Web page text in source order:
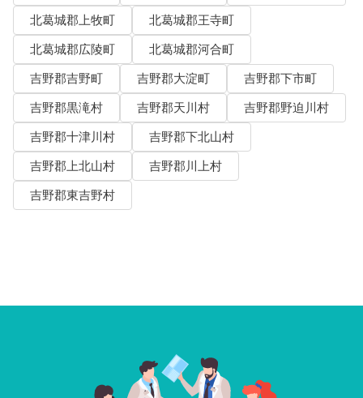
北葛城郡上牧町
北葛城郡王寺町
北葛城郡広陵町
北葛城郡河合町
吉野郡吉野町
吉野郡大淀町
吉野郡下市町
吉野郡黒滝村
吉野郡天川村
吉野郡野迫川村
吉野郡十津川村
吉野郡下北山村
吉野郡上北山村
吉野郡川上村
吉野郡東吉野村